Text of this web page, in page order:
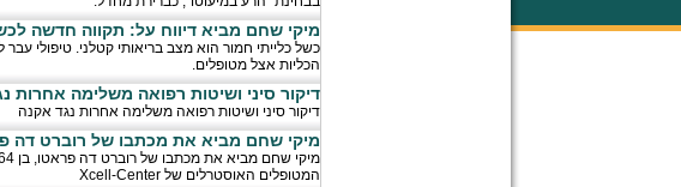
מיקי שחם מביא דיווח על: תקווה חדשה
כשל כלייתי חמור הוא מצב בריאותי קטלני. טיפולי
הכליות אצל מטופלים.
דיקור סיני ושיטות רפואה משלימה אחרות
דיקור סיני ושיטות רפואה משלימה אחרות נגד אקנה
מיקי שחם מביא את מכתבו של רוברט דה פראטו, בן 64, דלקת מפרקים
המטופלים האוסטרלים של Xcell-Center